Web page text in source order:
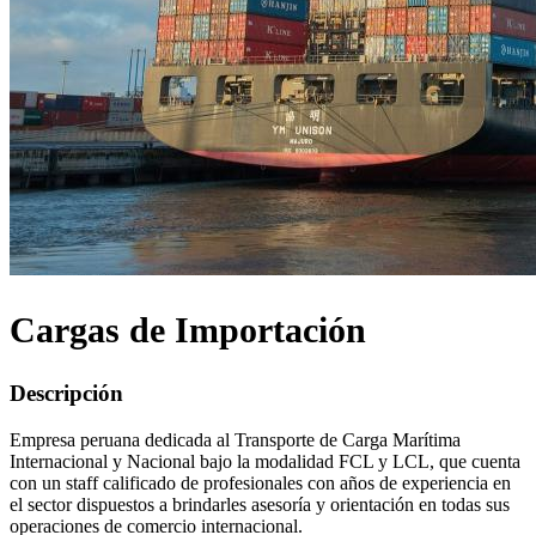
Cargas de Importación
Descripción
Empresa peruana dedicada al Transporte de Carga Marítima
Internacional y Nacional bajo la modalidad FCL y LCL, que cuenta
con un staff calificado de profesionales con años de experiencia en
el sector dispuestos a brindarles asesoría y orientación en todas sus
operaciones de comercio internacional.